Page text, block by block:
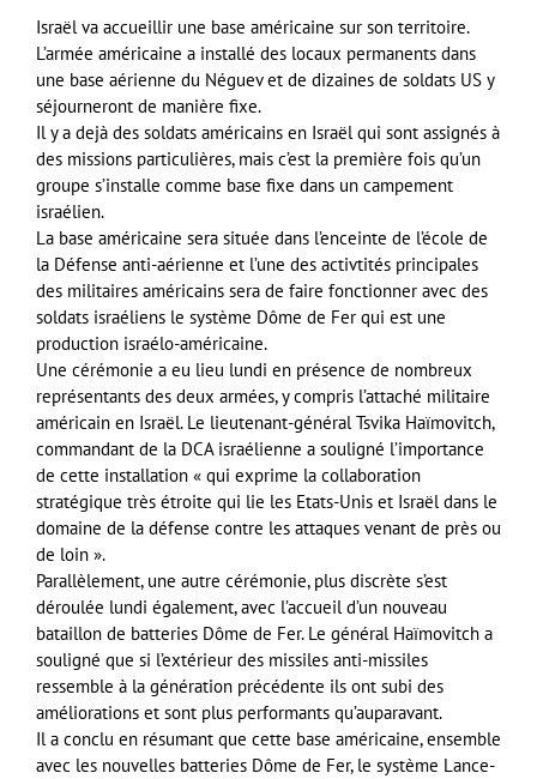
Israël va accueillir une base américaine sur son territoire.
L’armée américaine a installé des locaux permanents dans
une base aérienne du Néguev et de dizaines de soldats US y
séjourneront de manière fixe.
Il y a dejà des soldats américains en Israël qui sont assignés à
des missions particulières, mais c’est la première fois qu’un
groupe s’installe comme base fixe dans un campement
israélien.
La base américaine sera située dans l’enceinte de l’école de
la Défense anti-aérienne et l’une des activtités principales
des militaires américains sera de faire fonctionner avec des
soldats israéliens le système Dôme de Fer qui est une
production israélo-américaine.
Une cérémonie a eu lieu lundi en présence de nombreux
représentants des deux armées, y compris l’attaché militaire
américain en Israël. Le lieutenant-général Tsvika Haïmovitch,
commandant de la DCA israélienne a souligné l’importance
de cette installation « qui exprime la collaboration
stratégique très étroite qui lie les Etats-Unis et Israël dans le
domaine de la défense contre les attaques venant de près ou
de loin ».
Parallèlement, une autre cérémonie, plus discrète s’est
déroulée lundi également, avec l’accueil d’un nouveau
bataillon de batteries Dôme de Fer. Le général Haïmovitch a
souligné que si l’extérieur des missiles anti-missiles
ressemble à la génération précédente ils ont subi des
améliorations et sont plus performants qu’auparavant.
Il a conclu en résumant que cette base américaine, ensemble
avec les nouvelles batteries Dôme de Fer, le système Lance-